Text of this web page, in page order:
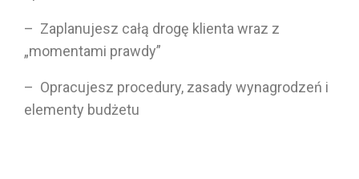
– Zaplanujesz całą drogę klienta wraz z
„momentami prawdy”
– Opracujesz procedury, zasady wynagrodzeń i
elementy budżetu